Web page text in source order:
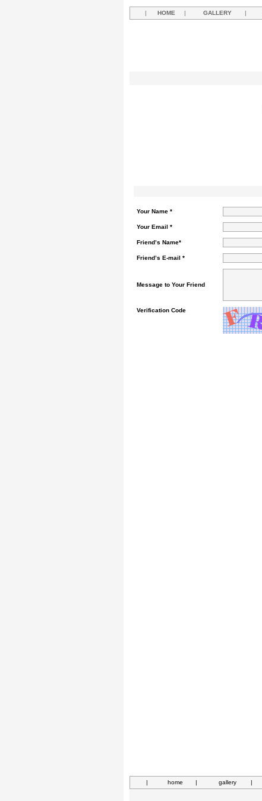
| HOME | GALLERY |
Your Name *
Your Email *
Friend’s Name*
Friend’s E-mail *
Message to Your Friend
Verification Code
| home | gallery |